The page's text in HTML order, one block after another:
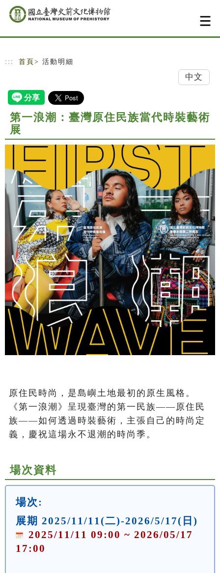
跳到主要內容
網站導覽
::: 首頁 > 活動明細
中文
第一浪潮：臺灣原住民族當代時裝藝術
展
原住民時尚，是島嶼土地最初的原生風格。
《第一浪潮》呈現臺灣的第一民族——原住民
族——如何透過時裝藝術，主張自己的時尚定
義，慶祝這場永不退潮的時尚季。
場次資料
場次:
展期 2025/11/11(二)-2026/5/17(日)
2025/11/11 09:00 ~ 2026/05/17
17:00